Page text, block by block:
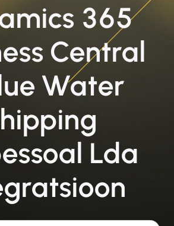
365
Central
Water
Lda